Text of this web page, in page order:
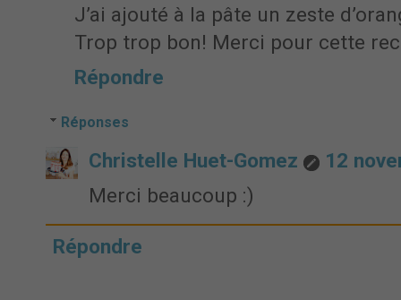
J’ai ajouté à la pâte un zeste
Trop trop bon! Merci pour cette
Répondre
Réponses
Christelle Huet-Gomez
12
Merci beaucoup :)
Répondre